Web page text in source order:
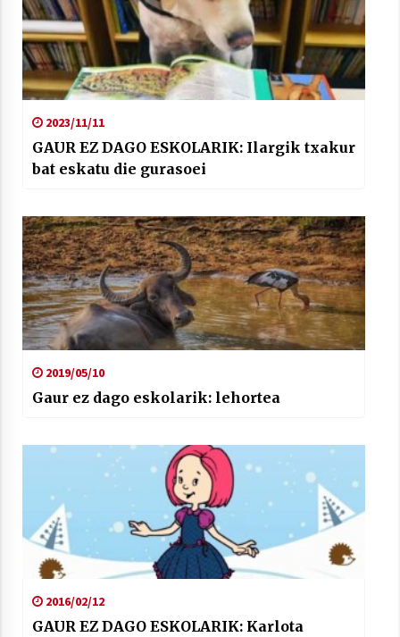
2023/11/11
GAUR EZ DAGO ESKOLARIK: Ilargik txakur
bat eskatu die gurasoei
2019/05/10
Gaur ez dago eskolarik: lehortea
2016/02/12
GAUR EZ DAGO ESKOLARIK: Karlota